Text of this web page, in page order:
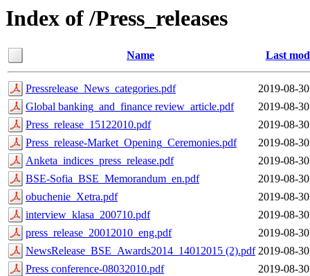
Index of /Press_releases
Name Last
Pressrelease_News_categories.pdf
2019-08-
Global banking_and_finance review_article.pdf
2019-08-
Press_release_15122010.pdf
2019-08-
Press_release-Market_Opening_Ceremonies.pdf
2019-08-
Anketa_indices_press_release.pdf
2019-08-
BSE-Sofia_BSE_Memorandum_en.pdf
2019-08-
obuchenie_Xetra.pdf
2019-08-
interview_klasa_200710.pdf
2019-08-
press_release_20012010_eng.pdf
2019-08-
NewsRelease_BSE_Awards2014_14012015 (2).pdf 2019-08-
Press conference-08032010.pdf
2019-08-